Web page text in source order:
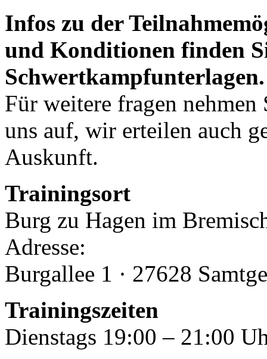
Infos zu der
und Konditionen finden
Schwertkampfunterlagen.
Für weitere fragen
uns auf, wir erteilen auch
Auskunft.
Trainingsort
Burg zu Hagen im
Adresse:
Burgallee 1 · 27628
Trainingszeiten
Dienstags 19:00 – 21:00